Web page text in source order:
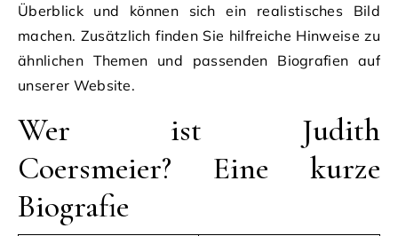
Überblick und können sich ein realistisches Bild
machen. Zusätzlich finden Sie hilfreiche Hinweise zu
ähnlichen Themen und passenden Biografien auf
unserer Website.
Wer ist Judith
Coersmeier? Eine kurze
Biografie